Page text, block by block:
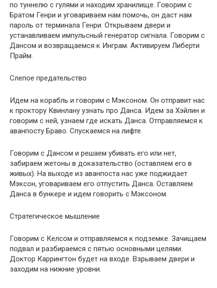
по туннелю с гулями и находим хранилище. Говорим с
Братом Генри и уговариваем нам помочь, он даст нам
пароль от терминала Генри. Открываем двери и
устанавливаем импульсный генератор сигнала. Говорим с
Дансом и возвращаемся к Инграм. Активируем Либерти
Прайм.
Слепое предательство
Идем на корабль и говорим с Мэксоном. Он отправит нас
к проктору Квинлану узнать про Данса. Идем за Хэйлин и
говорим с ней, узнаем где искать Данса. Отправляемся к
аванпосту Браво. Спускаемся на лифте.
Говорим с Дансом и решаем убивать его или нет,
забираем жетоны в доказательство (оставляем его в
живых). На выходе из аванпоста нас уже поджидает
Мэксон, уговариваем его отпустить Данса. Оставляем
Данса в бункере и идем говорить с Мэксоном.
Стратегическое мышление
Говорим с Келсом и отправляемся к подземке. Зачищаем
подвал и разбираемся с пятью основными целями.
Доктор Каррингтон будет на входе. Взрываем двери и
заходим на нижние уровни.